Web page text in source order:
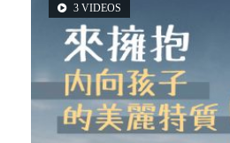
3 VIDEOS
6 VIDEOS
5 VIDEOS
14 VIDEOS
2 VIDEOS